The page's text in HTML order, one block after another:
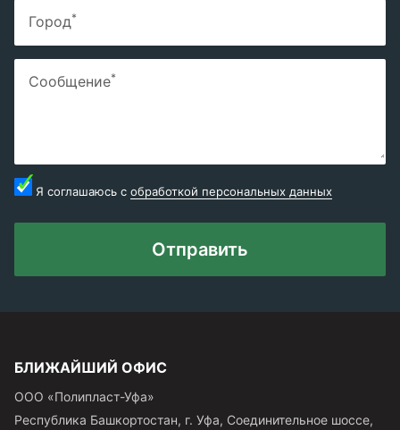
Город*
Сообщение*
Я соглашаюсь с обработкой персональных данных
Отправить
БЛИЖАЙШИЙ ОФИС
ООО «Полипласт-Уфа»
Республика Башкортостан, г. Уфа, Соединительное шоссе,